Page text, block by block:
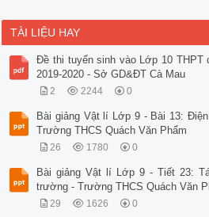
TÀI LIỆU HAY
Đề thi tuyển sinh vào Lớp 10 THPT
2019-2020 - Sở GD&ĐT Cà Mau
2 2244 0
Bài giảng Vật lí Lớp 9 - Bài 13:
Trường THCS Quách Văn Phẩm
26 1780 0
Bài giảng Vật lí Lớp 9 - Tiết 23:
trường - Trường THCS Quách Văn
29 1626 0